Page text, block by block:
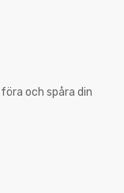
och spåra din